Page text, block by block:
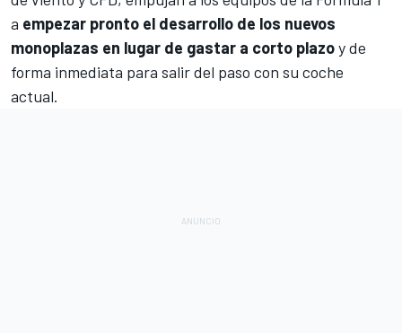
a empezar pronto el desarrollo de los nuevos
monoplazas en lugar de gastar a corto plazoy de
forma inmediata para salir del paso con su coche
actual.